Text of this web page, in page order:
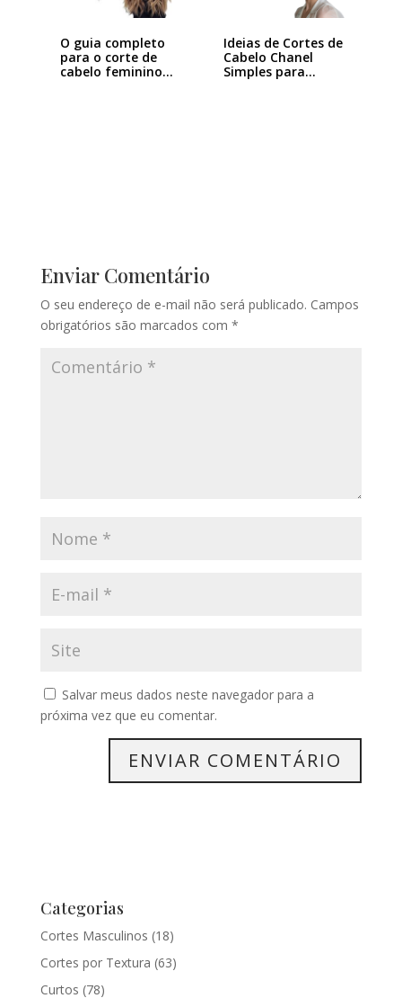
O guia completo
para o corte de
cabelo feminino…
Ideias de Cortes de
Cabelo Chanel
Simples para…
Enviar Comentário
O seu endereço de e-mail não será publicado. Campos
obrigatórios são marcados com *
Salvar meus dados neste navegador para a
próxima vez que eu comentar.
Categorias
Cortes Masculinos (18)
Cortes por Textura (63)
Curtos (78)